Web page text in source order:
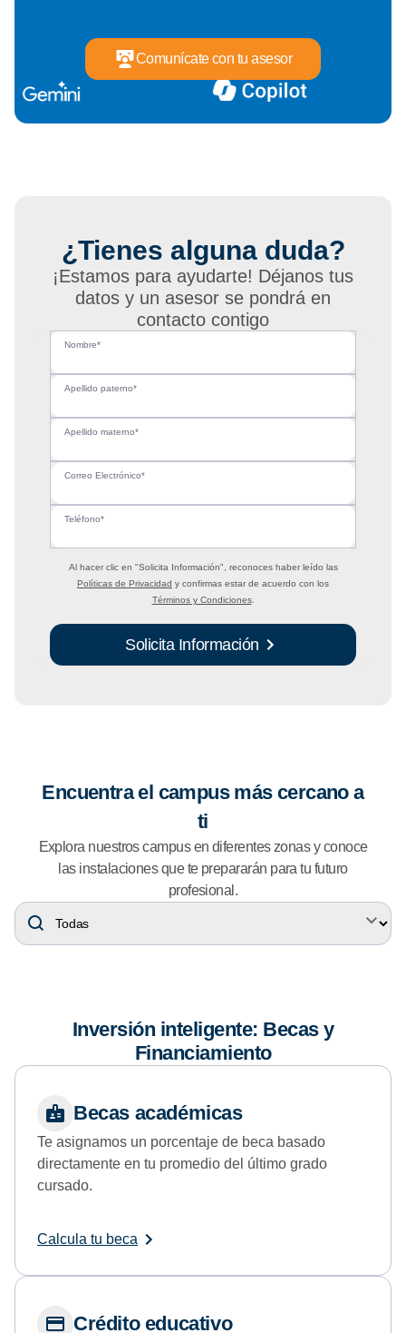
Comunícate con tu asesor
¿Tienes alguna duda?
¡Estamos para ayudarte! Déjanos tus
datos y un asesor se pondrá en
contacto contigo
Nombre*
Apellido paterno*
Apellido materno*
Correo Electrónico*
Teléfono*
Al hacer clic en "Solicita Información" , reconoces haber leído las
Políticas de Privacidad y confirmas estar de acuerdo con los
Términos y Condiciones.
Solicita Información
Encuentra el campus más cercano a
ti
Explora nuestros campus en diferentes zonas y conoce
las instalaciones que te prepararán para tu futuro
profesional.
Inversión inteligente: Becas y
Financiamiento
Becas académicas
Te asignamos un porcentaje de beca basado
directamente en tu promedio del último grado
cursado.
Calcula tu beca
Crédito educativo